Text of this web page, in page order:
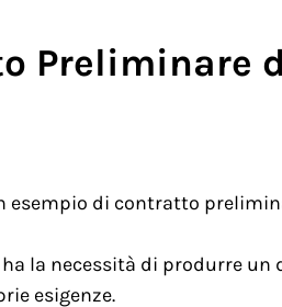
Preliminare
esempio di contratto
la necessità di produrre
esigenze.